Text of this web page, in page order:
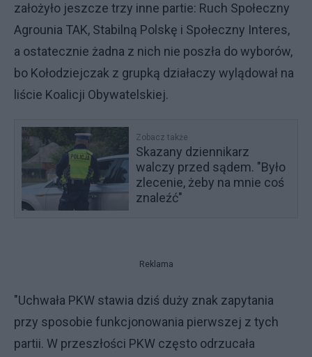
założyło jeszcze trzy inne partie: Ruch Społeczny
Agrounia TAK, Stabilną Polskę i Społeczny Interes,
a ostatecznie żadna z nich nie poszła do wyborów,
bo Kołodziejczak z grupką działaczy wylądował na
liście Koalicji Obywatelskiej.
Zobacz także
Skazany dziennikarz
walczy przed sądem. "Było
zlecenie, żeby na mnie coś
znaleźć"
Reklama
"Uchwała PKW stawia dziś duży znak zapytania
przy sposobie funkcjonowania pierwszej z tych
partii. W przeszłości PKW często odrzucała